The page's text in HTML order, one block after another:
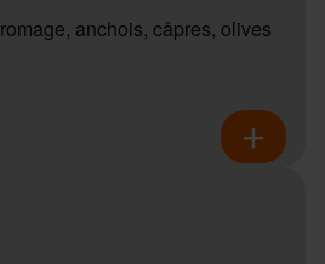
anchois, câpres, olives